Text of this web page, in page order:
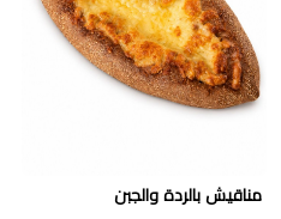
مناقيش بالردة والجبن